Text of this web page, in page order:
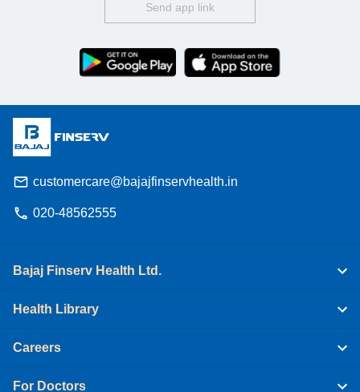
Send app link
customercare@bajajfinservhealth.in
020-48562555
Bajaj Finserv Health Ltd.
Health Library
Careers
For Doctors